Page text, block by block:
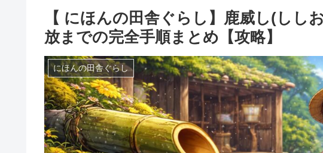
【 にほんの田舎ぐらし】鹿威し(しし
放までの完全手順まとめ【攻略】
にほんの田舎ぐらし